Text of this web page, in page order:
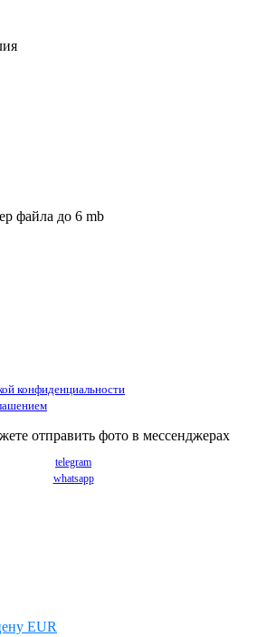
файла до 6 mb
конфиденциальности
отправить фото в мессенджерах
telegram
whatsapp
EUR